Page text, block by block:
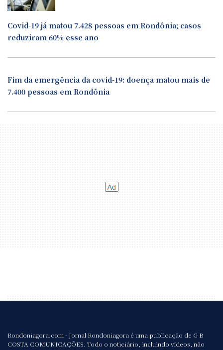
Covid-19 já matou 7.428 pessoas em Rondônia; casos
reduziram 60% esse ano
Fim da emergência da covid-19: doença matou mais de
7.400 pessoas em Rondônia
Rondoniagora.com - Jornal Rondoniagora é uma publicação de G B
COSTA COMUNICAÇÕES. Todo o noticiário, incluindo vídeos, não